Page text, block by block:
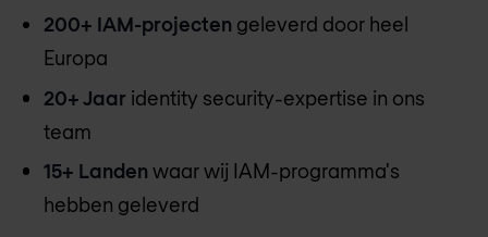
200+ IAM-projecten geleverd door heel
Europa
20+ Jaar identity security-expertise in ons
team
15+ Landen waar wij IAM-programma's
hebben geleverd